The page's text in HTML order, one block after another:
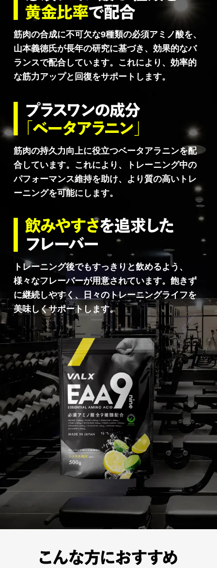
筋肉の合成に不可欠な9種類の必須アミノ酸を、
山本義徳氏が長年の研究に基づき、効果的なバ
ランスで配合しています。これにより、効率的
な筋力アップと回復をサポートします。
筋肉の持久力向上に役立つベータアラニンを配
合しています。これにより、トレーニング中の
パフォーマンス維持を助け、より質の高いトレ
ーニングを可能にします。
トレーニング後でもすっきりと飲めるよう、
様々なフレーバーが用意されています。飽きず
に継続しやすく、日々のトレーニングライフを
美味しくサポートします。